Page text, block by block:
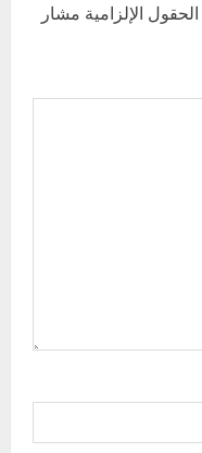
الحقول الإلزامية مشار